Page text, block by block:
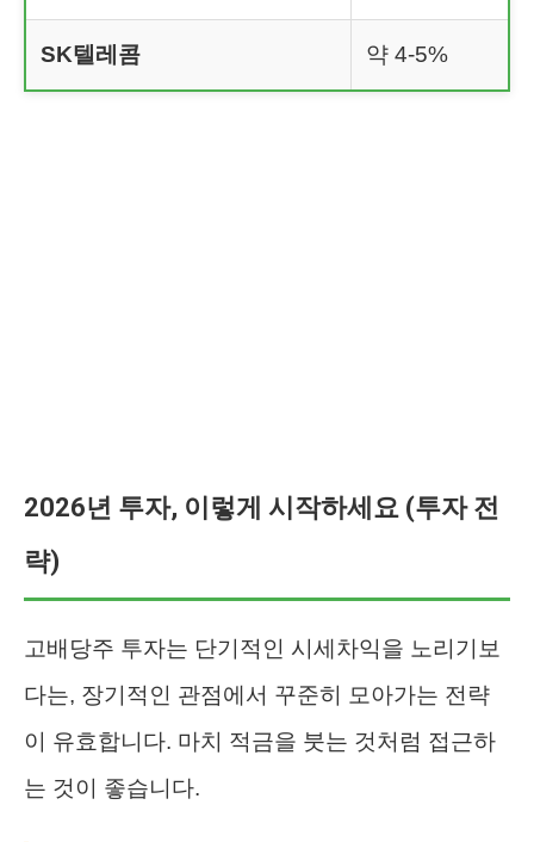
SK텔레콤 약 4-5%
2026년 투자, 이렇게 시작하세요 (투자 전
략)
고배당주 투자는 단기적인 시세차익을 노리기보
다는, 장기적인 관점에서 꾸준히 모아가는 전략
이 유효합니다. 마치 적금을 붓는 것처럼 접근하
는 것이 좋습니다.